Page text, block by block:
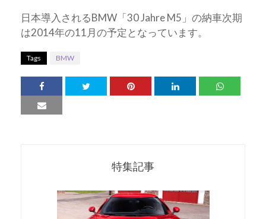
日本導入されるBMW「30 Jahre M5」の納車次期
は2014年の11月の予定となっています。
Tags BMW
特集記事